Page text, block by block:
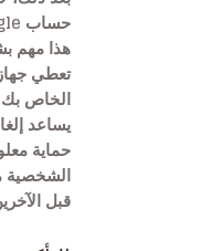
هذا مهم
الخاص
يساعد
حماية
قبل